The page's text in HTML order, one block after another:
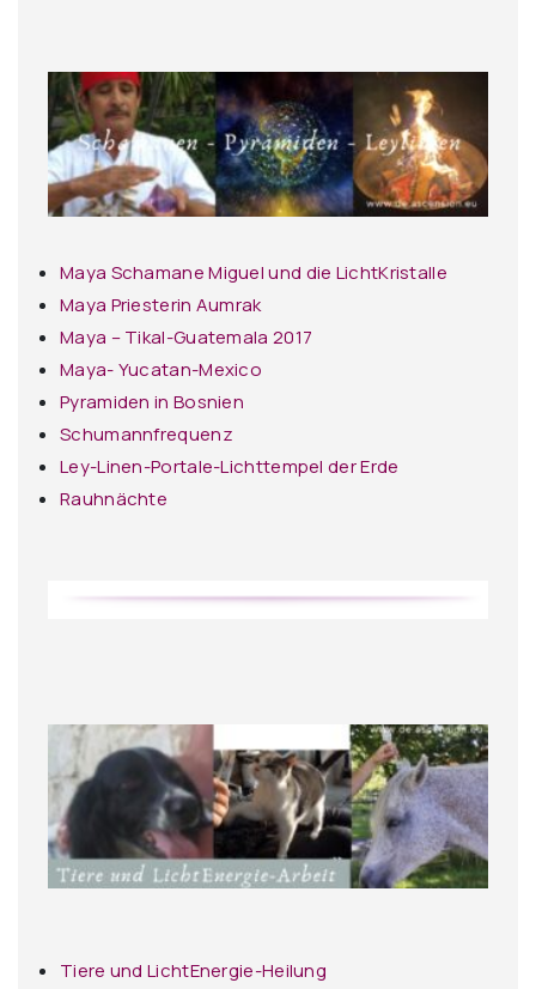
Maya Schamane Miguel und die LichtKristalle
Maya Priesterin Aumrak
Maya – Tikal-Guatemala 2017
Maya- Yucatan-Mexico
Pyramiden in Bosnien
Schumannfrequenz
Ley-Linen-Portale-Lichttempel der Erde
Rauhnächte
Tiere und LichtEnergie-Heilung